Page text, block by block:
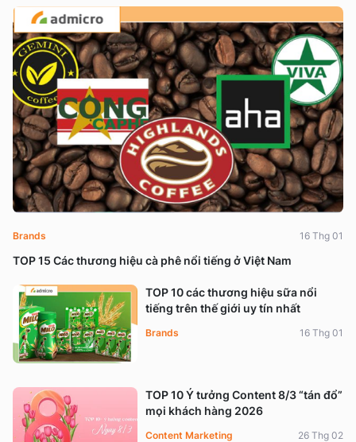
TOP 15 Các thương hiệu cà phê nổi tiếng ở Việt Nam
Brands 16 Thg 01
TOP 10 các thương hiệu sữa nổi
tiếng trên thế giới uy tín nhất
Brands 16 Thg 01
TOP 10 Ý tưởng Content 8/3 “tán đổ”
mọi khách hàng 2026
Content Marketing 26 Thg 02